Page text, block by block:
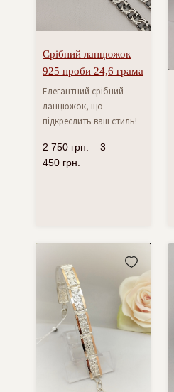
Срібний ланцюжок
925 проби 24,6 грама
Елегантний срібний
ланцюжок, що
підкреслить ваш стиль!
2 750 грн. – 3
450 грн.